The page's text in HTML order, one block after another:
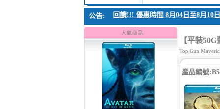
公告:
1. 父親節感恩回饋!!! 優惠時間 8月04日至8月10日
人氣商品
1.【平裝版藍光】[英] 阿凡達：水
之道 (2022)〈台版〉
【平裝
Top Gun
產品編號